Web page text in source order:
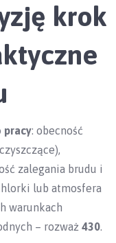
krok
pracy: obecność
zalegania brudu i
lub atmosfera
warunkach
– rozważ 430.